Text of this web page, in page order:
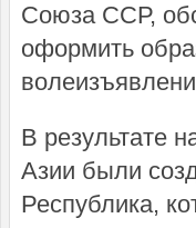
Союза ССР,
оформить
В результате
Азии были
Республика,